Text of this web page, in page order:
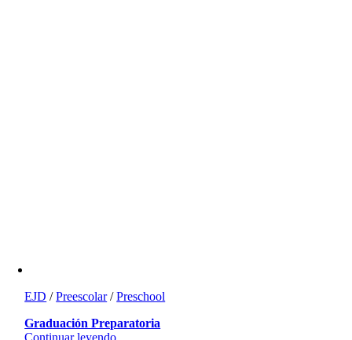
EJD /Preescolar/Preschool
Graduación Preparatoria
Continuar leyendo